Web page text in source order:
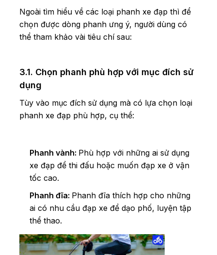
Ngoài tìm hiểu về các loại phanh xe đạp thì để
chọn được dòng phanh ưng ý, người dùng có
thể tham khảo vài tiêu chí sau:
3.1. Chọn phanh phù hợp với mục đích sử
dụng
Tùy vào mục đích sử dụng mà có lựa chọn loại
phanh xe đạp phù hợp, cụ thể:
Phanh vành: Phù hợp với những ai sử dụng
xe đạp để thi đấu hoặc muốn đạp xe ở vận
tốc cao.
Phanh đĩa: Phanh đĩa thích hợp cho những
ai có nhu cầu đạp xe để dạo phố, luyện tập
thể thao.